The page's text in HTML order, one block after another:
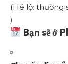
(Hé lộ: thường
)
Bạn sẽ ở